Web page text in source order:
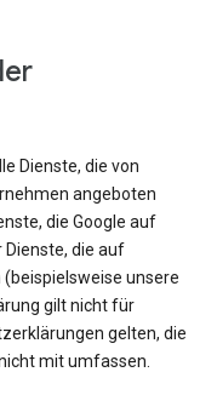
Dienste, die von
angeboten
die Google auf
die auf
unsere
gilt nicht für
gelten, die
mit umfassen.